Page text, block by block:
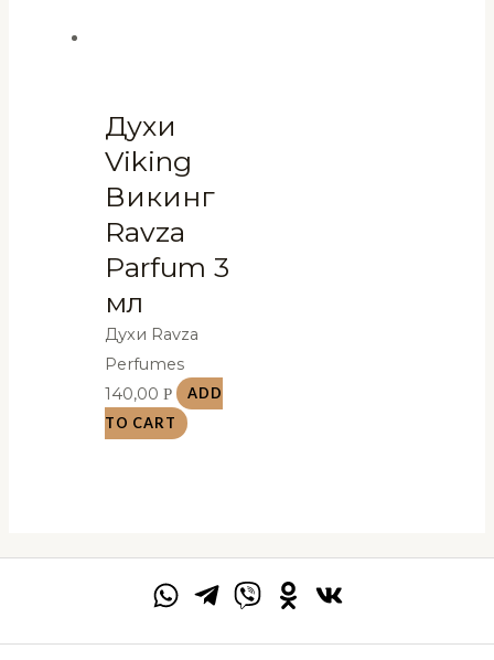
Духи
Viking
Викинг
Ravza
Parfum 3
мл
Духи Ravza
Perfumes
140,00Р
ADD
TO CART